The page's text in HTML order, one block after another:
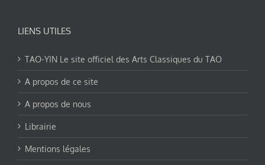
LIENS UTILES
TAO-YIN Le site officiel des Arts Classiques du TAO
A propos de ce site
A propos de nous
Librairie
Mentions légales